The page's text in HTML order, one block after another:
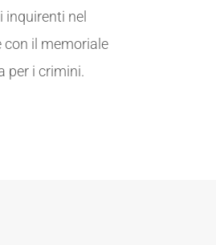
inquirenti nel
con il memoriale
per i crimini.